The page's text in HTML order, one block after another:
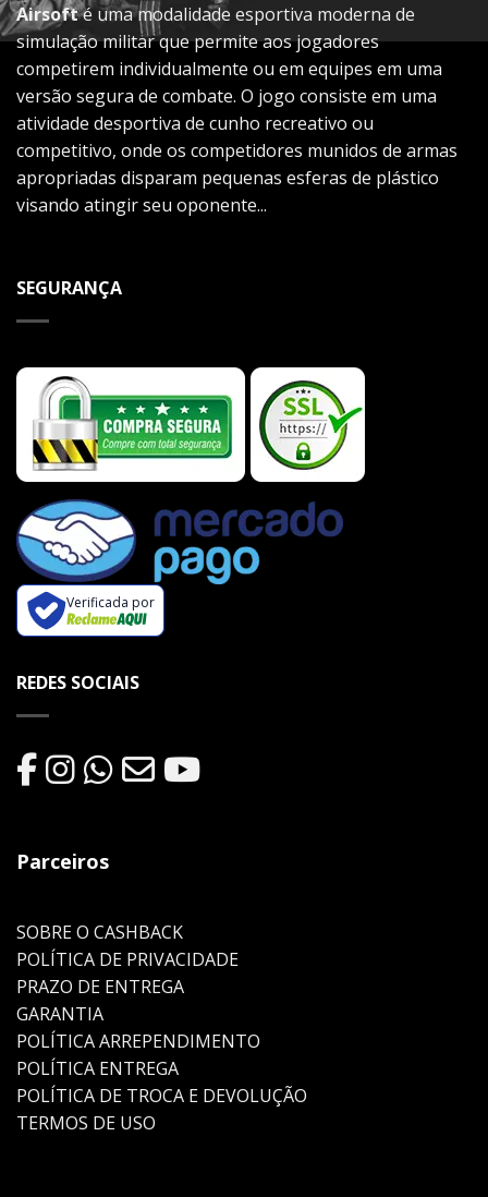
Airsofté uma modalidade esportiva moderna de
simulação militar que permite aos jogadores
competirem individualmente ou em equipes em uma
versão segura de combate. O jogo consiste em uma
atividade desportiva de cunho recreativo ou
competitivo, onde os competidores munidos de armas
apropriadas disparam pequenas esferas de plástico
visando atingir seu oponente...
SEGURANÇA
Verificada por
REDES SOCIAIS
Parceiros
SOBRE O CASHBACK
POLÍTICA DE PRIVACIDADE
PRAZO DE ENTREGA
GARANTIA
POLÍTICA ARREPENDIMENTO
POLÍTICA ENTREGA
POLÍTICA DE TROCA E DEVOLUÇÃO
TERMOS DE USO